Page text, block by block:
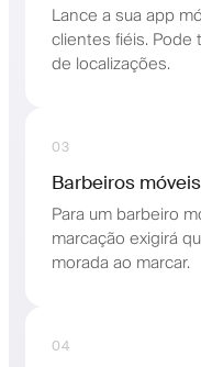
Lance a sua app
clientes fiéis. Pode
de localizações.
03
Barbeiros móveis
Para um barbeiro
marcação exigirá
morada ao marcar.
04